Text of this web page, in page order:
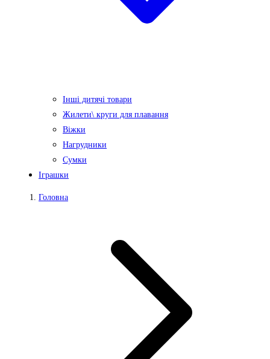
Інші дитячі товари
Жилети\ круги для плавання
Віжки
Нагрудники
Сумки
Іграшки
Головна